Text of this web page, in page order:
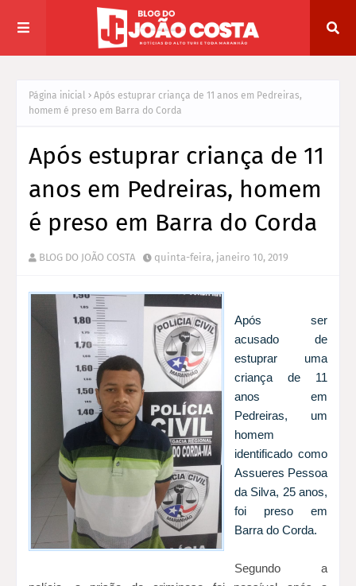
Página inicial
Após estuprar criança de 11 anos em Pedreiras,
homem é preso em Barra do Corda
Após estuprar criança de 11
anos em Pedreiras, homem
é preso em Barra do Corda
BLOG DO JOÃO COSTA quinta-feira, janeiro 10, 2019
Após ser
acusado de
estuprar uma
criança de 11
anos em
Pedreiras, um
homem
identificado como
Assueres Pessoa
da Silva, 25 anos,
foi preso em
Barra do Corda.
Segundo a